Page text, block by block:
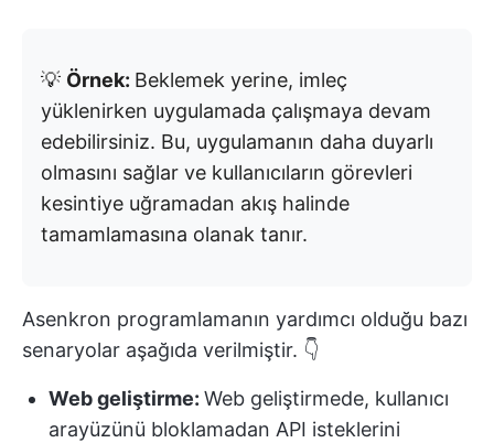
💡 Örnek: Beklemek yerine, imleç
yüklenirken uygulamada çalışmaya devam
edebilirsiniz. Bu, uygulamanın daha duyarlı
olmasını sağlar ve kullanıcıların görevleri
kesintiye uğramadan akış halinde
tamamlamasına olanak tanır.
Asenkron programlamanın yardımcı olduğu bazı
senaryolar aşağıda verilmiştir. 👇
Web geliştirme: Web geliştirmede, kullanıcı
arayüzünü bloklamadan API isteklerini